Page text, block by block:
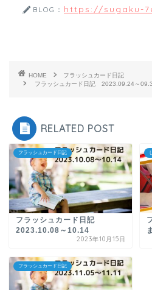
BLOG： https://sugaku-
HOME
フラッシュカード日記
フラッシュカード日記 2023.09.24～
RELATED POST
フラッシュカード日記
フラッシュカード日記
2023.10.08～10.14
2023年10月15日
フラッシュカード日記